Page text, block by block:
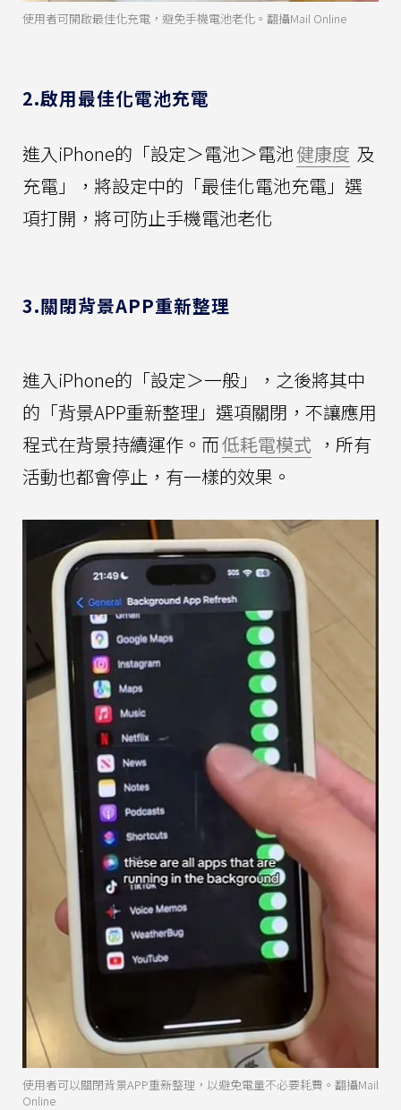
使用者可開啟最佳化充電，避免手機電池老化。翻攝Mail Online
2.啟用最佳化電池充電
進入iPhone的「設定＞電池＞電池健康度 及
充電」，將設定中的「最佳化電池充電」選
項打開，將可防止手機電池老化
3.關閉背景APP重新整理
進入iPhone的「設定＞一般」，之後將其中
的「背景APP重新整理」選項關閉，不讓應用
程式在背景持續運作。而低耗電模式 ，所有
活動也都會停止，有一樣的效果。
使用者可以關閉背景APP重新整理，以避免電量不必要耗費。翻攝Mail
Online